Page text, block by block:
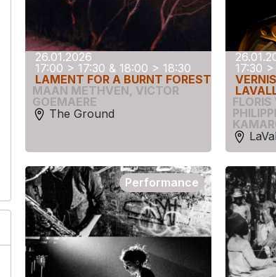
26.01.2026
17:00 > 17:30 & 18:00 > 18:30
LAMENT FOR A BURNT FOREST
MAAN METHVEN, VICTOR
GOEMAERE
The Ground
17:30
Performance